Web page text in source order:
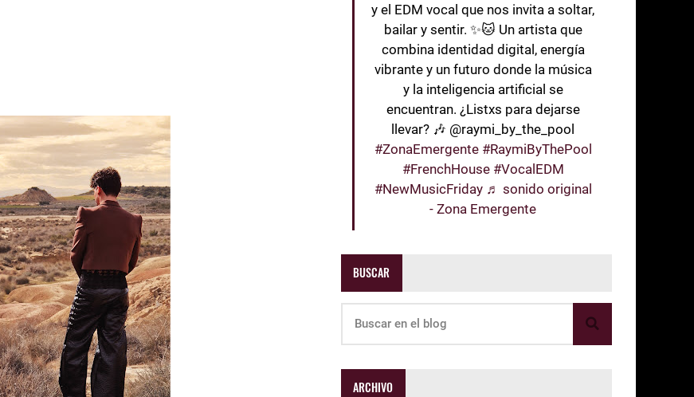
y el EDM vocal que nos invita a soltar,
bailar y sentir. ✨🐱 Un artista que
combina identidad digital, energía
vibrante y un futuro donde la música
y la inteligencia artificial se
encuentran. ¿Listxs para dejarse
llevar? 🎶 @raymi_by_the_pool
#ZonaEmergente #RaymiByThePool
#FrenchHouse #VocalEDM
#NewMusicFriday ♬ sonido original
- Zona Emergente
BUSCAR
ARCHIVO